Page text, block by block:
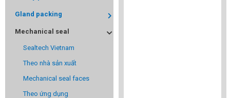
Gland packing
Mechanical seal
Sealtech Vietnam
Theo nhà sản xuất
Mechanical seal faces
Theo ứng dụng